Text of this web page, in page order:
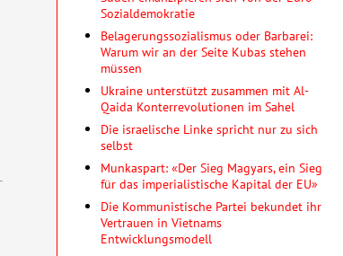
Sozialdemokratie
Belagerungssozialismus oder Barbarei:
Warum wir an der Seite Kubas stehen
müssen
Ukraine unterstützt zusammen mit Al-
Qaida Konterrevolutionen im Sahel
Die israelische Linke spricht nur zu sich
selbst
Munkaspart: «Der Sieg Magyars, ein Sieg
für das imperialistische Kapital der EU»
Die Kommunistische Partei bekundet ihr
Vertrauen in Vietnams
Entwicklungsmodell